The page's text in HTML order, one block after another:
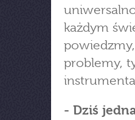
każdym
problemy,
- Dziś